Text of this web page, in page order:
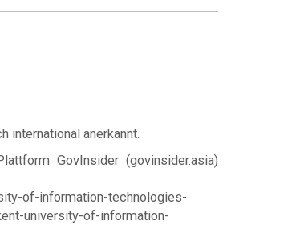
international anerkannt.
GovInsider (govinsider.asia)
of-information-technologies-
university-of-information-